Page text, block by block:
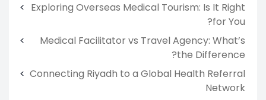
Exploring Overseas Medical Tourism: Is It Right
for You?
Medical Facilitator vs Travel Agency: What’s
the Difference?
Connecting Riyadh to a Global Health Referral
Network